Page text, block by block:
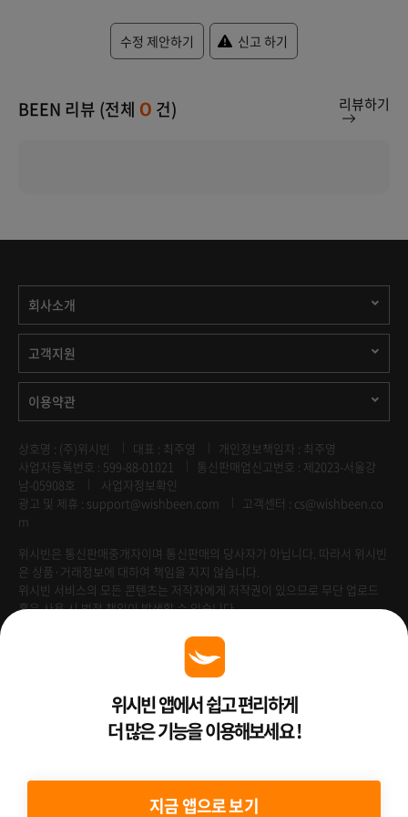
수정 제안하기 신고 하기
BEEN 리뷰 (전체 0 건) 리뷰하기
회사소개
고객지원
이용약관
상호명 : (주)위시빈 대표 : 최주영
개인정보책임자 : 최주영
사업자등록번호 : 599-88-01021
통신판매업신고번호 : 제2023-서울강
남-05908호
사업자정보확인
광고 및 제휴 : support@wishbeen.com
고객센터 : cs@wishbeen.co
m
위시빈은 통신판매중개자이며 통신판매의 당사자가 아닙니다. 따라서 위시빈
은 상품·거래정보에 대하여 책임을 지지 않습니다.
위시빈 서비스의 모든 콘텐츠는 저작자에게 저작권이 있으므로 무단 업로드
혹은 사용 시 법적 책임이 발생할 수 있습니다.
Venture Enterprise위시빈 앱에서 쉽고 편리하게
더 많은 기능을 이용해보세요 !
지금 앱으로 보기